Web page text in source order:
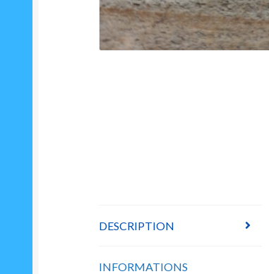
DESCRIPTION
INFORMATIONS